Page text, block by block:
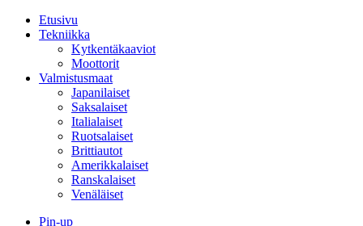
Etusivu
Tekniikka
Kytkentäkaaviot
Moottorit
Valmistusmaat
Japanilaiset
Saksalaiset
Italialaiset
Ruotsalaiset
Brittiautot
Amerikkalaiset
Ranskalaiset
Venäläiset
Pin-up